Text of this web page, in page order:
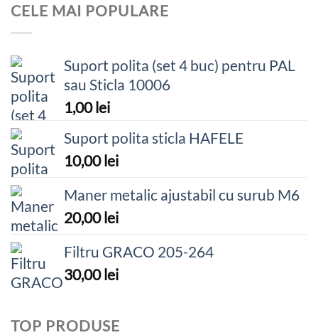
CELE MAI POPULARE
Suport polita (set 4 buc) pentru PAL
sau Sticla 10006
1,00 lei
Suport polita sticla HAFELE
10,00 lei
Maner metalic ajustabil cu surub M6
20,00 lei
Filtru GRACO 205-264
30,00 lei
TOP PRODUSE